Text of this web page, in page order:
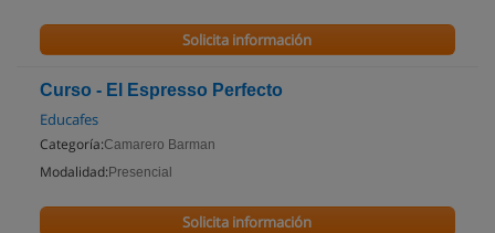
Solicita información
Curso - El Espresso Perfecto
Educafes
Categoría:Camarero Barman
Modalidad: Presencial
Solicita información